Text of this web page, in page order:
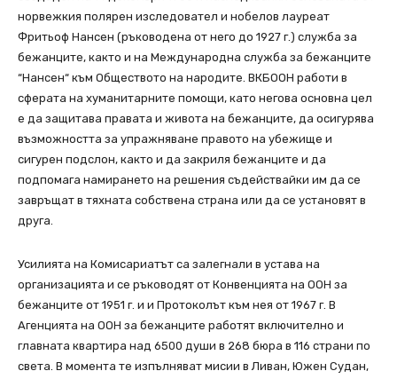
норвежкия полярен изследовател и нобелов лауреат
Фритьоф Нансен (ръководена от него до 1927 г.) служба за
бежанците, както и на Международна служба за бежанците
“Нансен“ към Обществото на народите. ВКБООН работи в
сферата на хуманитарните помощи, като негова основна цел
е да защитава правата и живота на бежанците, да осигурява
възможността за упражняване правото на убежище и
сигурен подслон, както и да закриля бежанците и да
подпомага намирането на решения съдействайки им да се
завръщат в тяхната собствена страна или да се установят в
друга.
Усилията на Комисариатът са залегнали в устава на
организацията и се ръководят от Конвенцията на ООН за
бежанците от 1951 г. и и Протоколът към нея от 1967 г. В
Агенцията на ООН за бежанците работят включително и
главната квартира над 6500 души в 268 бюра в 116 страни по
света. В момента те изпълняват мисии в Ливан, Южен Судан,